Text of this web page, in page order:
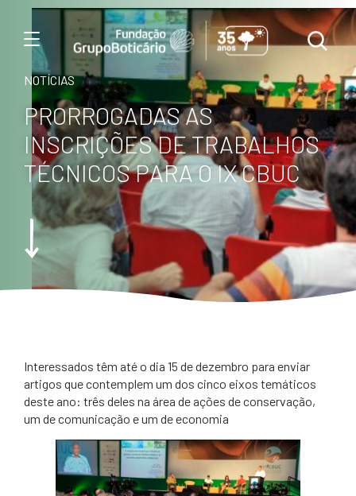
Menu
NOTÍCIAS
PRORROGADAS AS
INSCRIÇÕES DE TRABALHOS
TÉCNICOS PARA O IX CBUC
​Interessados têm até o dia 15 de dezembro para enviar
artigos que contemplem um dos cinco eixos temáticos
deste ano: três deles na área de ações de conservação,
um de comunicação e um de economia